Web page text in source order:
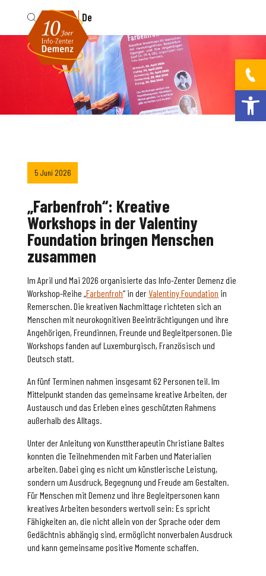
Fr De
5 Juni 2026
„Farbenfroh“: Kreative
Workshops in der Valentiny
Foundation bringen Menschen
zusammen
Im April und Mai 2026 organisierte das Info-Zenter Demenz die
Workshop-Reihe „Farbenfroh“ in der Valentiny Foundation in
Remerschen. Die kreativen Nachmittage richteten sich an
Menschen mit neurokognitiven Beeinträchtigungen und ihre
Angehörigen, Freundinnen, Freunde und Begleitpersonen. Die
Workshops fanden auf Luxemburgisch, Französisch und
Deutsch statt.
An fünf Terminen nahmen insgesamt 62 Personen teil. Im
Mittelpunkt standen das gemeinsame kreative Arbeiten, der
Austausch und das Erleben eines geschützten Rahmens
außerhalb des Alltags.
Unter der Anleitung von Kunsttherapeutin Christiane Baltes
konnten die Teilnehmenden mit Farben und Materialien
arbeiten. Dabei ging es nicht um künstlerische Leistung,
sondern um Ausdruck, Begegnung und Freude am Gestalten.
Für Menschen mit Demenz und ihre Begleitpersonen kann
kreatives Arbeiten besonders wertvoll sein: Es spricht
Fähigkeiten an, die nicht allein von der Sprache oder dem
Gedächtnis abhängig sind, ermöglicht nonverbalen Ausdruck
und kann gemeinsame positive Momente schaffen.